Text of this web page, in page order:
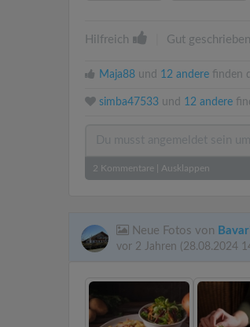
Hilfreich Gut geschrieben
Maja88 und 12 andere finden
simba47533 und 12 andere
2 Kommentare Ausklappen
Neue Fotos von
vor 2 Jahren (28.08.2024